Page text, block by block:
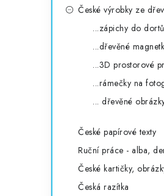
České výrobky ze
...zápichy do
...dřevěné
...3D prostorové
...rámečky na
... dřevěné
České papírové texty
Ruční práce - alba,
České kartičky,
Česká razítka